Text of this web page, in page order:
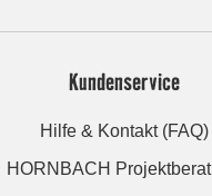
Kundenservice
Hilfe & Kontakt (FAQ)
HORNBACH